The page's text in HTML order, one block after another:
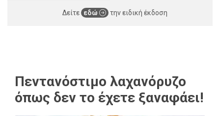
Δείτε εδώ την ειδική έκδοση
Πεντανόστιμο λαχανόρυζο
όπως δεν το έχετε ξαναφάει!